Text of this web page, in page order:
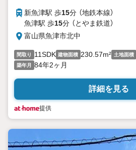
新魚津駅 歩15分 （地鉄本線）
魚津駅 歩15分 （とやま鉄道）
富山県魚津市北中
間取り 11SDK 建物面積 230.57m² 土地面積
築年月 84年2ヶ月
詳細を見る
提供